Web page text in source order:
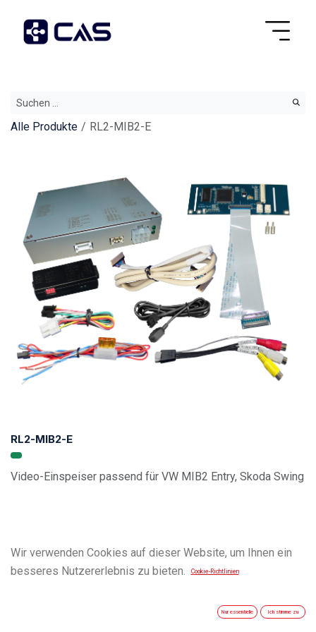
Alle Produkte RL2-MIB2-E
RL2-MIB2-E
Video-Einspeiser passend für VW MIB2 Entry, Skoda Swing
Wir verwenden Cookies auf dieser Website, um Ihnen ein
besseres Nutzererlebnis zu bieten.
Cookie-Richtlinien
Nur essentielle Ich stimme zu